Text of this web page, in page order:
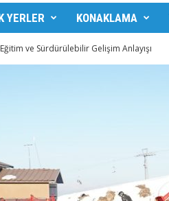
YERLER KONAKLAMA
ve Sürdürülebilir Gelişim Anlayışı